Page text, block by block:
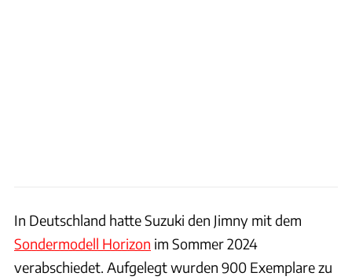
In Deutschland hatte Suzuki den Jimny mit dem
Sondermodell Horizon im Sommer 2024
verabschiedet. Aufgelegt wurden 900 Exemplare zu